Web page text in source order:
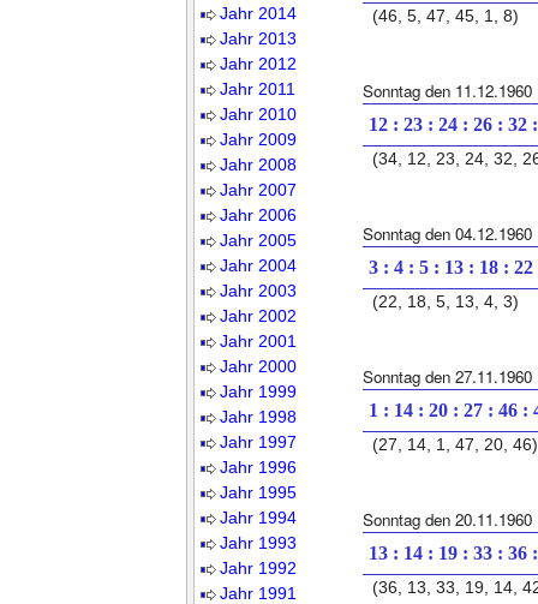
Jahr 2014
Jahr 2013
Jahr 2012
Jahr 2011
Jahr 2010
Jahr 2009
Jahr 2008
Jahr 2007
Jahr 2006
Jahr 2005
Jahr 2004
Jahr 2003
Jahr 2002
Jahr 2001
Jahr 2000
Jahr 1999
Jahr 1998
Jahr 1997
Jahr 1996
Jahr 1995
Jahr 1994
Jahr 1993
Jahr 1992
Jahr 1991
(46, 5, 47, 45, 1, 8)
Sonntag den 11.12.1960
12 : 23 : 24 : 26 : 32
(34, 12, 23, 24, 32,
Sonntag den 04.12.1960
3 : 4 : 5 : 13 : 18 : 22
(22, 18, 5, 13, 4, 3)
Sonntag den 27.11.1960
1 : 14 : 20 : 27 : 46 :
(27, 14, 1, 47, 20, 46)
Sonntag den 20.11.1960
13 : 14 : 19 : 33 : 36
(36, 13, 33, 19, 14,